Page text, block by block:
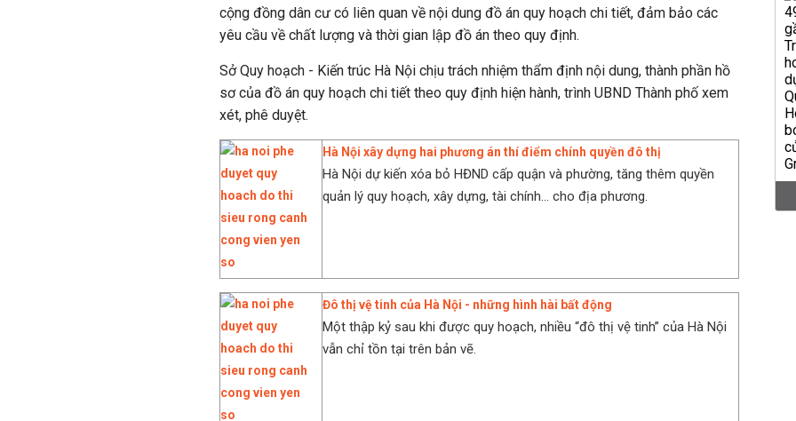
cộng đồng dân cư có liên quan về nội dung đồ án quy hoạch chi tiết, đảm bảo các
yêu cầu về chất lượng và thời gian lập đồ án theo quy định.
Sở Quy hoạch - Kiến trúc Hà Nội chịu trách nhiệm thẩm định nội dung, thành phần hồ
sơ của đồ án quy hoạch chi tiết theo quy định hiện hành, trình UBND Thành phố xem
xét, phê duyệt.
Hà Nội xây dựng hai phương án thí điểm chính quyền đô thị
Hà Nội dự kiến xóa bỏ HĐND cấp quận và phường, tăng thêm quyền
quản lý quy hoạch, xây dựng, tài chính... cho địa phương.
Đô thị vệ tinh của Hà Nội - những hình hài bất động
Một thập kỷ sau khi được quy hoạch, nhiều “đô thị vệ tinh” của Hà Nội
vẫn chỉ tồn tại trên bản vẽ.